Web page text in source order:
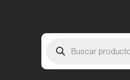
Búsqueda
productos